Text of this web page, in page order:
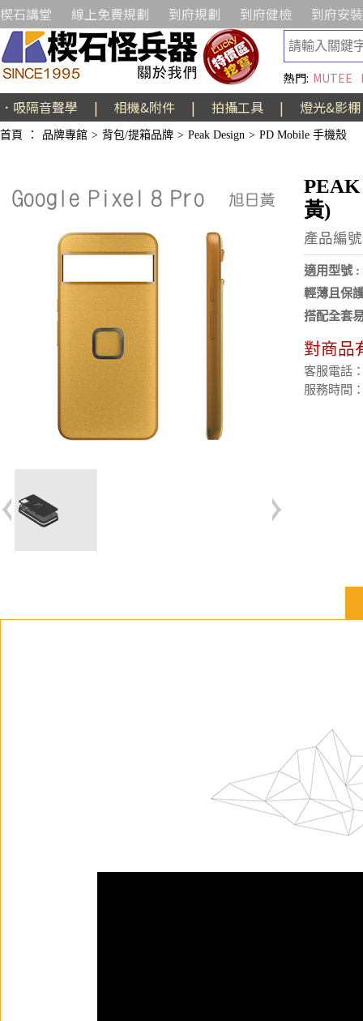
楔石講堂 線上免費規劃 到府規劃 到府健檢 到府安裝
熱門: MUTEE
．吸隔音聲學 | 相機&附件 | 拍攝工具 | 燈光&影棚
首頁 ： 品牌專館 > 背包/提箱品牌 > Peak Design > PD Mobile 手機殼
PEAK
黃)
產品編
適用型號 :
輕薄且保
搭配全套
對商品
客服電話
服務時間